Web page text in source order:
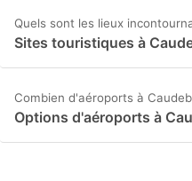
Quels sont les lieux
Sites touristiques à
Combien d'aéroports à
Options d'aéroports à